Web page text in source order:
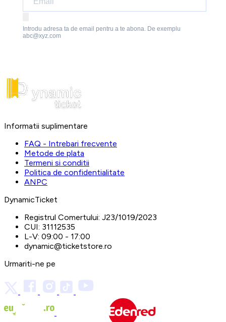
Introdu adresa ta de email pentru a te abona. De exemplu
abc@xyz.com
Informatii suplimentare
FAQ - Intrebari frecvente
Metode de plata
Termeni si conditii
Politica de confidentialitate
ANPC
DynamicTicket
Registrul Comertului: J23/1019/2023
CUI: 31112535
L-V: 09:00 - 17:00
dynamic@ticketstore.ro
Urmariti-ne pe